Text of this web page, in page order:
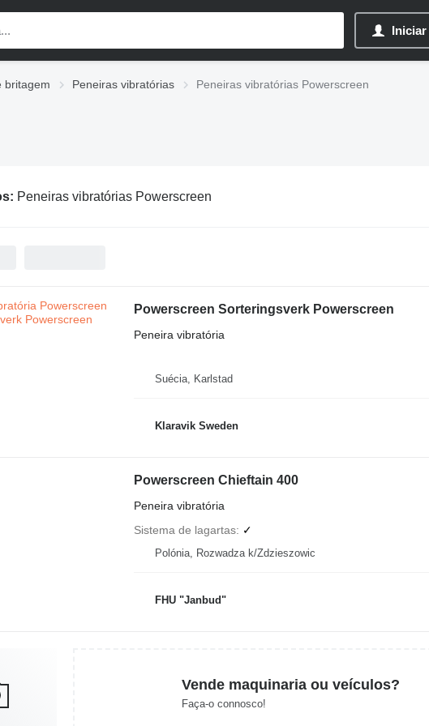
Iniciar
britagem Peneiras vibratórias Peneiras vibratórias Powerscreen
Peneiras vibratórias Powerscreen
Powerscreen Sorteringsverk Powerscreen
Peneira vibratória
Suécia, Karlstad
Klaravik Sweden
Powerscreen Chieftain 400
Peneira vibratória
Sistema de lagartas
✓
Polónia, Rozwadza k/Zdzieszowic
FHU "Janbud"
Vende maquinaria ou veículos?
Faça-o connosco!